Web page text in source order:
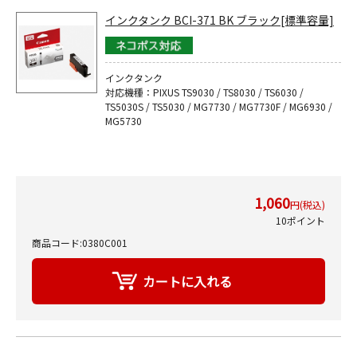
インクタンク BCI-371 BK ブラック[標準容量]
インクタンク
対応機種：PIXUS TS9030 / TS8030 / TS6030 /
TS5030S / TS5030 / MG7730 / MG7730F / MG6930 /
MG5730
1,060円(税込)
10ポイント
商品コード:0380C001